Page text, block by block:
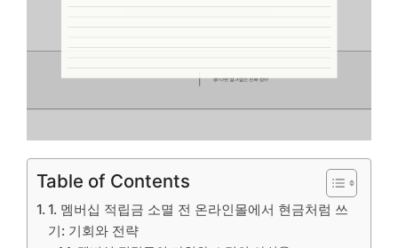
Table of Contents
1. 멤버십 적립금 소멸 전 온라인몰에서 현금처럼 쓰
기: 기회와 전략